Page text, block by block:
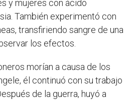
y mujeres con ácido
También experimentó con
transfiriendo sangre de una
los efectos.
morían a causa de los
él continuó con su trabajo
de la guerra, huyó a